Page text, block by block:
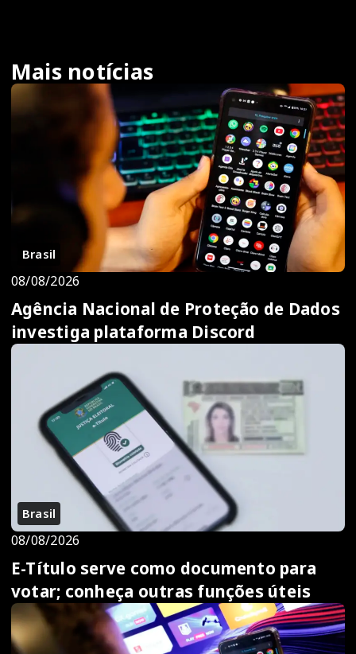
Mais notícias
Brasil
08/08/2026
Agência Nacional de Proteção de Dados
investiga plataforma Discord
Brasil
08/08/2026
E-Título serve como documento para
votar; conheça outras funções úteis